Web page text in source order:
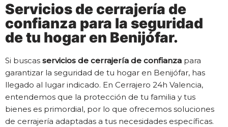
Servicios de cerrajería de
confianza para la seguridad
de tu hogar en Benijófar.
Si buscas servicios de cerrajería de confianza para
garantizar la seguridad de tu hogar en Benijófar, has
llegado al lugar indicado. En Cerrajero 24h Valencia,
entendemos que la protección de tu familia y tus
bienes es primordial, por lo que ofrecemos soluciones
de cerrajería adaptadas a tus necesidades específicas.